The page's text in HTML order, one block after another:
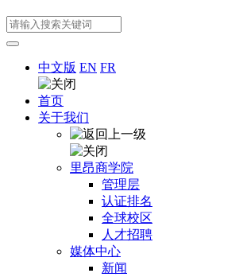
中文版 EN FR
首页
关于我们
里昂商学院
管理层
认证排名
全球校区
人才招聘
媒体中心
新闻